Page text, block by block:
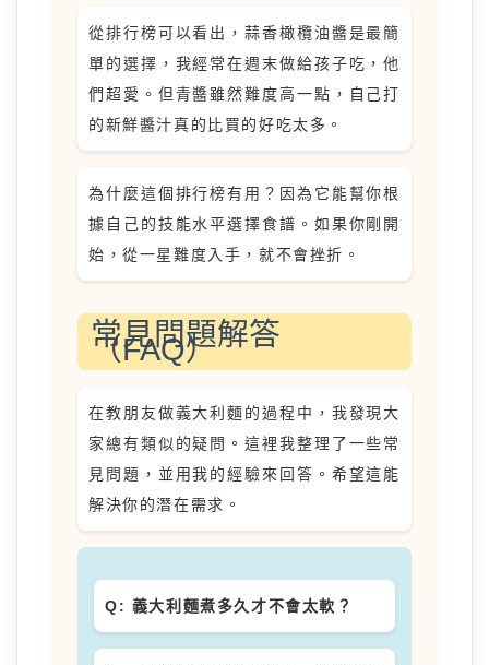
從排行榜可以看出，蒜香橄欖油醬是最簡
單的選擇，我經常在週末做給孩子吃，他
們超愛。但青醬雖然難度高一點，自己打
的新鮮醬汁真的比買的好吃太多。
為什麼這個排行榜有用？因為它能幫你根
據自己的技能水平選擇食譜。如果你剛開
始，從一星難度入手，就不會挫折。
常見問題解答
（FAQ）
在教朋友做義大利麵的過程中，我發現大
家總有類似的疑問。這裡我整理了一些常
見問題，並用我的經驗來回答。希望這能
解決你的潛在需求。
Q: 義大利麵煮多久才不會太軟？